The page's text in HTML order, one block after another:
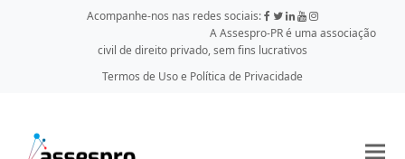
Acompanhe-nos nas redes sociais:
A Assespro-PR é uma associação
civil de direito privado, sem fins lucrativos
Termos de Uso e Política de Privacidade